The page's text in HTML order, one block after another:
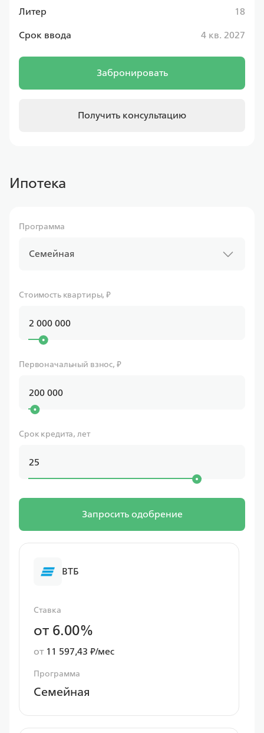
Литер 18
Срок ввода 4 кв. 2027
Забронировать
Получить консультацию
Ипотека
Программа
Семейная
Стоимость квартиры, ₽
Первоначальный взнос, ₽
Срок кредита, лет
Запросить одобрение
ВТБ
Ставка
от 6.00%
от11 597,43 ₽/мес
Программа
Семейная